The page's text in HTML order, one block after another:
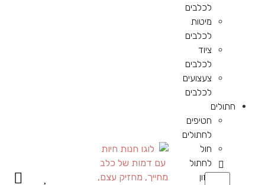
לכלבים
מיטות
לכלבים
ציוד
לכלבים
צעצועים
לכלבים
חתולים
חטיפים
לחתולים
חול
לחתול
מזון